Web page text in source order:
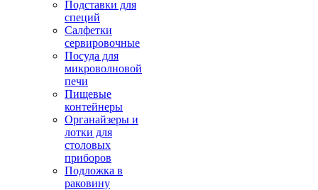
Подставки для
специй
Салфетки
сервировочные
Посуда для
микроволновой
печи
Пищевые
контейнеры
Органайзеры и
лотки для
столовых
приборов
Подложка в
раковину